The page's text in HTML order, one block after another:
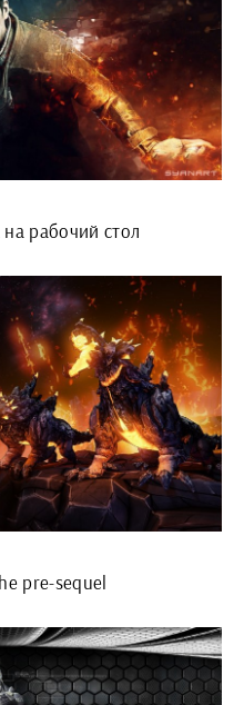
рабочий стол
pre-sequel